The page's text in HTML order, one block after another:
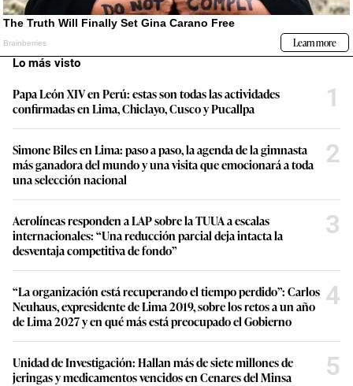
Lo más visto
Papa León XIV en Perú: estas son todas las actividades
confirmadas en Lima, Chiclayo, Cusco y Pucallpa
1
Simone Biles en Lima: paso a paso, la agenda de la gimnasta
más ganadora del mundo y una visita que emocionará a toda
una selección nacional
2
Aerolíneas responden a LAP sobre la TUUA a escalas
internacionales: “Una reducción parcial deja intacta la
desventaja competitiva de fondo”
3
“La organización está recuperando el tiempo perdido”: Carlos
Neuhaus, expresidente de Lima 2019, sobre los retos a un año
de Lima 2027 y en qué más está preocupado el Gobierno
4
Unidad de Investigación: Hallan más de siete millones de
jeringas y medicamentos vencidos en Cenares del Minsa
5